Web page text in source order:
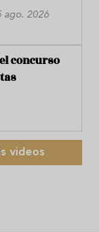
ago. 2026
concurso
videos